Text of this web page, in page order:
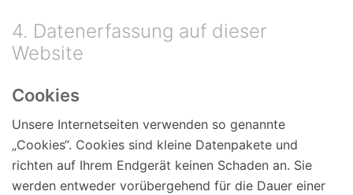
4. Datenerfassung auf dieser
Website
Cookies
Unsere Internetseiten verwenden so genannte
„Cookies“. Cookies sind kleine Datenpakete und
richten auf Ihrem Endgerät keinen Schaden an. Sie
werden entweder vorübergehend für die Dauer einer